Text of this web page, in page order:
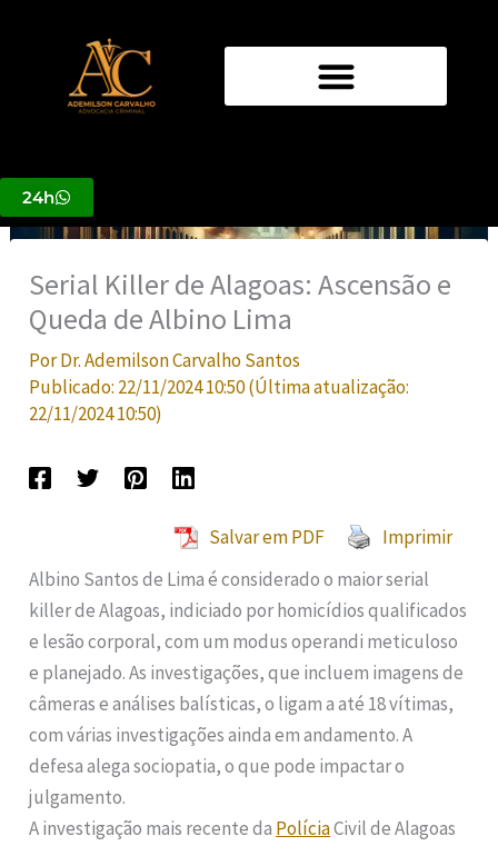
conteúdo
24h
Serial Killer de Alagoas: Ascensão e
Queda de Albino Lima
PorDr. Ademilson Carvalho Santos
Publicado: 22/11/2024 10:50(Última atualização:
22/11/2024 10:50)
Salvar em PDF
Imprimir
Albino Santos de Lima é considerado o maior serial
killer de Alagoas, indiciado por homicídios qualificados
e lesão corporal, com um modus operandi meticuloso
e planejado. As investigações, que incluem imagens de
câmeras e análises balísticas, o ligam a até 18 vítimas,
com várias investigações ainda em andamento. A
defesa alega sociopatia, o que pode impactar o
julgamento.
A investigação mais recente da PolíciaCivil de Alagoas